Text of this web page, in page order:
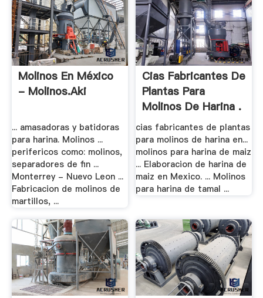
Molinos En México
- Molinos.aki
... amasadoras y batidoras
para harina. Molinos ...
perifericos como: molinos,
separadores de fin ...
Monterrey - Nuevo Leon ...
Fabricacion de molinos de
martillos, ...
Cias Fabricantes De
Plantas Para
Molinos De Harina .
cias fabricantes de plantas
para molinos de harina en...
molinos para harina de maiz
... Elaboracion de harina de
maiz en Mexico. ... Molinos
para harina de tamal ...